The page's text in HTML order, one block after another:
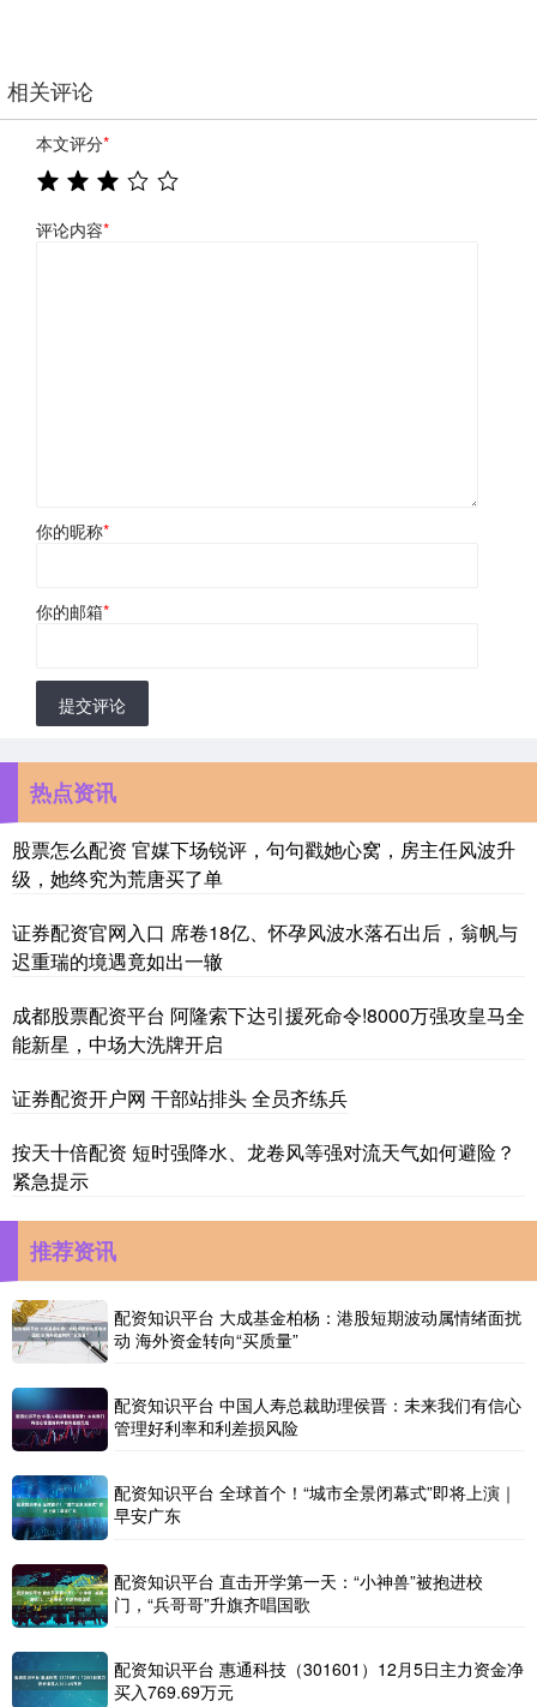
相关评论
本文评分*
评论内容*
你的昵称*
你的邮箱*
提交评论
热点资讯
股票怎么配资 官媒下场锐评，句句戳她心窝，房主任风波升
级，她终究为荒唐买了单
证券配资官网入口 席卷18亿、怀孕风波水落石出后，翁帆与
迟重瑞的境遇竟如出一辙
成都股票配资平台 阿隆索下达引援死命令!8000万强攻皇马全
能新星，中场大洗牌开启
证券配资开户网 干部站排头 全员齐练兵
按天十倍配资 短时强降水、龙卷风等强对流天气如何避险？
紧急提示
推荐资讯
配资知识平台 大成基金柏杨：港股短期波动属情绪面扰
动 海外资金转向“买质量”
配资知识平台 中国人寿总裁助理侯晋：未来我们有信心
管理好利率和利差损风险
配资知识平台 全球首个！“城市全景闭幕式”即将上演｜
早安广东
配资知识平台 直击开学第一天：“小神兽”被抱进校
门，“兵哥哥”升旗齐唱国歌
配资知识平台 惠通科技（301601）12月5日主力资金净
买入769.69万元